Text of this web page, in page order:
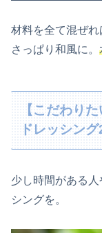
材料を全て混ぜれ
さっぱり和風に。
【こだわり
ドレッシン
少し時間がある
シングを。